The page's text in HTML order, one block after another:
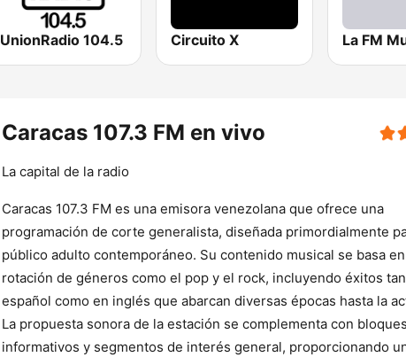
UnionRadio 104.5 Circuito X La FM
Caracas 107.3 FM en vivo
La capital de la radio
Caracas 107.3 FM es una emisora venezolana que ofrece una
programación de corte generalista, diseñada primordialmente
público adulto contemporáneo. Su contenido musical se basa
rotación de géneros como el pop y el rock, incluyendo éxitos
español como en inglés que abarcan diversas épocas hasta la
La propuesta sonora de la estación se complementa con bloques
informativos y segmentos de interés general, proporcionando